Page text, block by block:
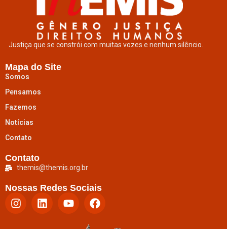
Justiça que se constrói com muitas vozes e nenhum silêncio.
Mapa do Site
Somos
Pensamos
Fazemos
Notícias
Contato
Contato
themis@themis.org.br
Nossas Redes Sociais